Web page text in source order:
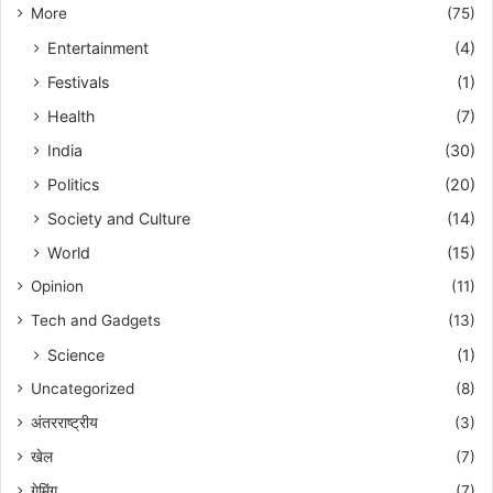
More (75)
Entertainment
(4)
Festivals
(1)
Health
(7)
India
(30)
Politics
(20)
Society and Culture
(14)
World
(15)
Opinion
(11)
Tech and Gadgets
(13)
Science (1)
Uncategorized
(8)
अंतरराष्ट्रीय
(3)
खेल
(7)